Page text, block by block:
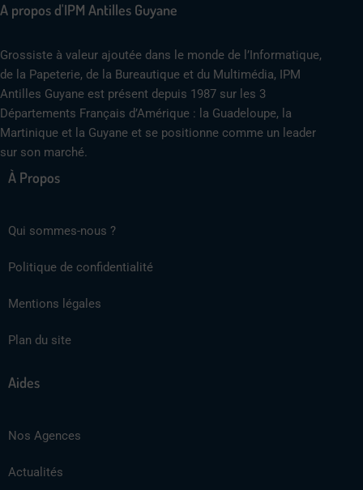
A propos d'IPM Antilles Guyane
Grossiste à valeur ajoutée dans le monde de l’Informatique,
de la Papeterie, de la Bureautique et du Multimédia, IPM
Antilles Guyane est présent depuis 1987 sur les 3
Départements Français d’Amérique : la Guadeloupe, la
Martinique et la Guyane et se positionne comme un leader
sur son marché.
À Propos
Qui sommes-nous ?
Politique de confidentialité
Mentions légales
Plan du site
Aides
Nos Agences
Actualités